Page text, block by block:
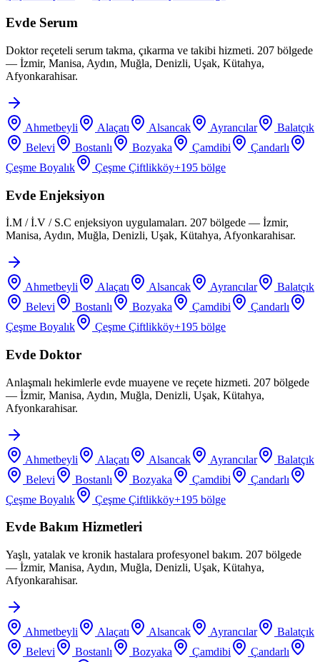
Evde Serum
Doktor reçeteli serum takma, çıkarma ve takibi hizmeti. 207 bölgede
— İzmir, Manisa, Aydın, Muğla, Denizli, Uşak, Kütahya,
Afyonkarahisar.
Ahmetbeyli Alaçatı Alsancak Ayrancılar
Balatçık
Belevi
Bostanlı Bozyaka Çamdibi
Çandarlı
Çeşme Boyalık
Çeşme Çiftlikköy+195 bölge
Evde Enjeksiyon
İ.M / İ.V / S.C enjeksiyon uygulamaları. 207 bölgede — İzmir,
Manisa, Aydın, Muğla, Denizli, Uşak, Kütahya, Afyonkarahisar.
Ahmetbeyli Alaçatı Alsancak Ayrancılar
Balatçık
Belevi
Bostanlı Bozyaka Çamdibi
Çandarlı
Çeşme Boyalık
Çeşme Çiftlikköy+195 bölge
Evde Doktor
Anlaşmalı hekimlerle evde muayene ve reçete hizmeti. 207 bölgede
— İzmir, Manisa, Aydın, Muğla, Denizli, Uşak, Kütahya,
Afyonkarahisar.
Ahmetbeyli Alaçatı Alsancak Ayrancılar
Balatçık
Belevi
Bostanlı Bozyaka Çamdibi
Çandarlı
Çeşme Boyalık
Çeşme Çiftlikköy+195 bölge
Evde Bakım Hizmetleri
Yaşlı, yatalak ve kronik hastalara profesyonel bakım. 207 bölgede
— İzmir, Manisa, Aydın, Muğla, Denizli, Uşak, Kütahya,
Afyonkarahisar.
Ahmetbeyli Alaçatı Alsancak Ayrancılar
Balatçık
Belevi
Bostanlı Bozyaka Çamdibi
Çandarlı